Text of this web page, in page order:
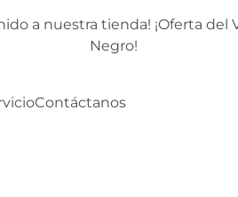
a nuestra tienda! ¡Oferta del
Negro!
Contáctanos